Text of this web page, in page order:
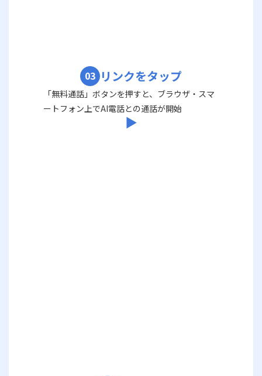
03 リンクをタップ
「無料通話」ボタンを押すと、ブラウザ・スマ
ートフォン上でAI電話との通話が開始